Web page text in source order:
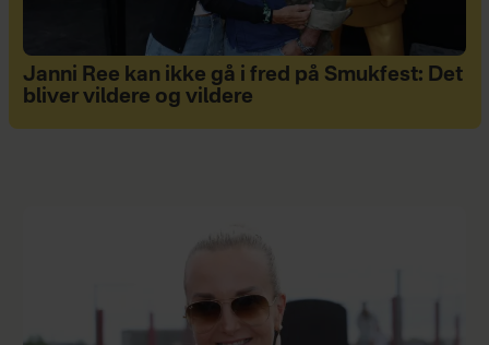
Janni Ree kan ikke gå i fred på Smukfest: Det
bliver vildere og vildere